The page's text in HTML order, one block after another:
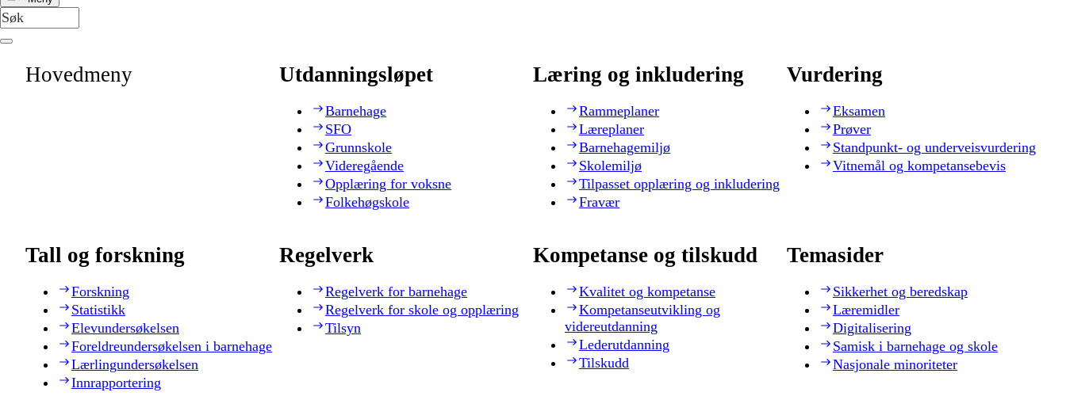
Hovedmeny Utdanningsløpet
Barnehage
SFO
Grunnskole
Videregående
Opplæring for voksne
Folkehøgskole
Læring og inkludering
Rammeplaner
Læreplaner
Barnehagemiljø
Skolemiljø
Tilpasset opplæring og inkludering
Fravær
Vurdering
Eksamen
Prøver
Standpunkt- og underveisvurdering
Vitnemål og kompetansebevis
Tall og forskning
Forskning
Statistikk
Elevundersøkelsen
Foreldreundersøkelsen i barnehage
Lærlingundersøkelsen
Innrapportering
Regelverk
Regelverk for barnehage
Regelverk for skole og opplæring
Tilsyn
Kompetanse og tilskudd
Kvalitet og kompetanse
Kompetanseutvikling og
videreutdanning
Lederutdanning
Tilskudd
Temasider
Sikkerhet og beredskap
Læremidler
Digitalisering
Samisk i barnehage og skole
Nasjonale minoriteter